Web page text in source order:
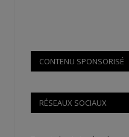
CONTENU SPONSORISÉ
RÉSEAUX SOCIAUX